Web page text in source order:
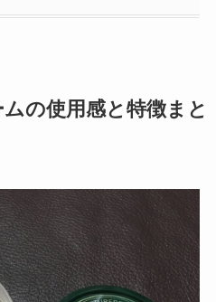
の使用感と特徴まと